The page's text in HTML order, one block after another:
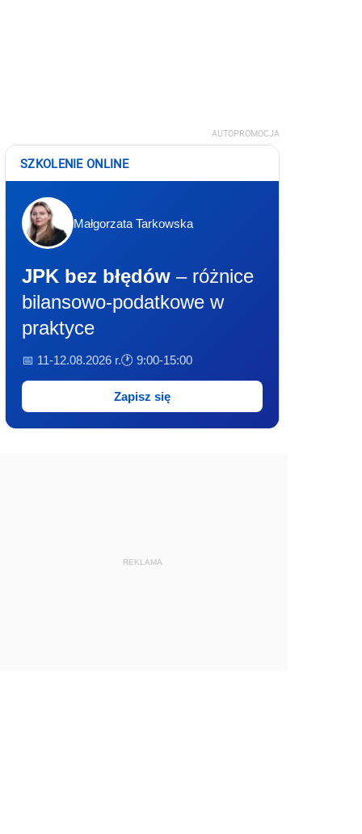
AUTOPROMOCJA
SZKOLENIE ONLINE
Małgorzata Tarkowska
JPK bez błędów – różnice
bilansowo-podatkowe w
praktyce
📅 11-12.08.2026 r.🕐 9:00-15:00
Zapisz się
REKLAMA